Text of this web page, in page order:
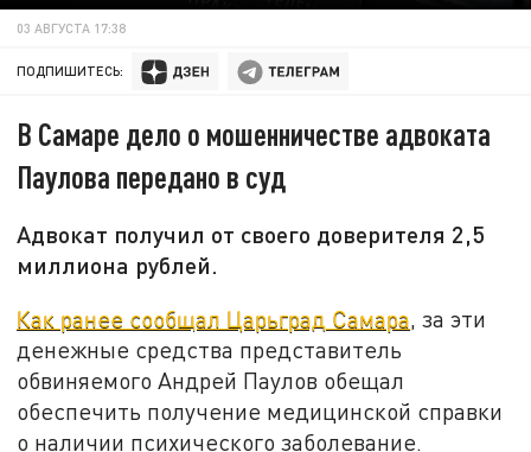
03 АВГУСТА 17:38
ПОДПИШИТЕСЬ:
В Самаре дело о мошенничестве адвоката
Паулова передано в суд
Адвокат получил от своего доверителя 2,5
миллиона рублей.
Как ранее сообщал Царьград Самара, за эти
денежные средства представитель
обвиняемого Андрей Паулов обещал
обеспечить получение медицинской справки
о наличии психического заболевание.